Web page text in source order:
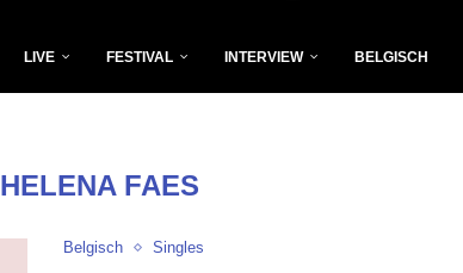
LIVE FESTIVAL INTERVIEW BELGISCH
HELENA FAES
Belgisch Singles